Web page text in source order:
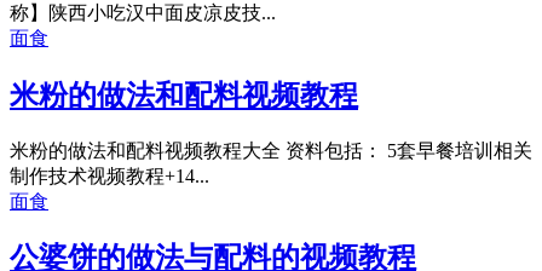
称】陕西小吃汉中面皮凉皮技...
面食
米粉的做法和配料视频教程
米粉的做法和配料视频教程大全 资料包括： 5套早餐培训相关
制作技术视频教程+14...
面食
公婆饼的做法与配料的视频教程